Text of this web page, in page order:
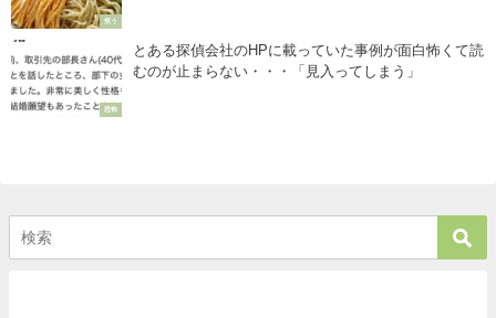
笑う
恐怖
とある探偵会社のHPに載っていた事例が面白怖くて読
むのが止まらない・・・「見入ってしまう」